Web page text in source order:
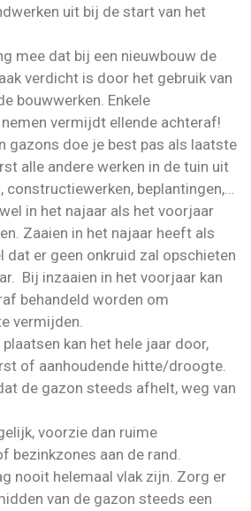
uit bij de start van het
mee dat bij een nieuwbouw de
verdicht is door het gebruik van
bouwwerken. Enkele
vermijdt ellende achteraf!
gazons doe je best pas als laatste
alle andere werken in de tuin uit
constructiewerken, beplantingen,…
in het najaar als het voorjaar
Zaaien in het najaar heeft als
dat er geen onkruid zal opschieten
Bij inzaaien in het voorjaar kan
behandeld worden om
vermijden.
kan het hele jaar door,
of aanhoudende hitte/droogte.
de gazon steeds afhelt, weg van
voorzie dan ruime
bezinkzones aan de rand.
nooit helemaal vlak zijn. Zorg er
van de gazon steeds een